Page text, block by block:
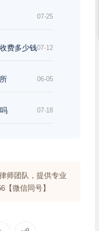
07-25
费多少钱07-12
06-05
07-18
师团队，提供专业
【微信同号】